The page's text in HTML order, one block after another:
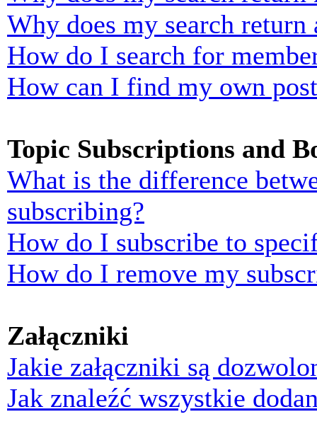
Why does my search return
How do I search for
How can I find my own
Topic Subscriptions and
What is the difference
subscribing?
How do I subscribe to
How do I remove my
Załączniki
Jakie załączniki są
Jak znaleźć wszystkie